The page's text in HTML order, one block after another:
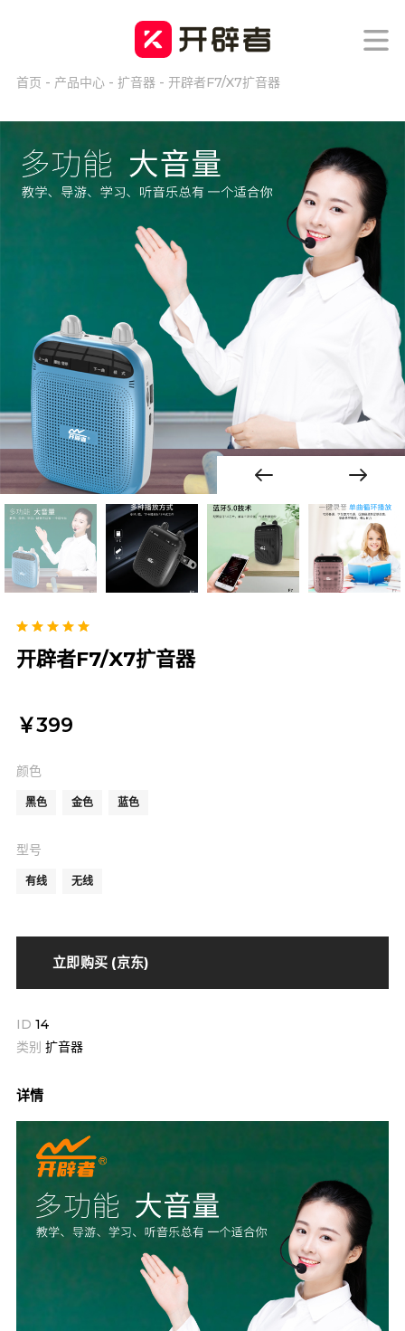
首页 - 产品中心- 扩音器- 开辟者F7/X7扩音器
Previous Next
开辟者F7/X7扩音器
￥399
颜色
黑色 金色 蓝色
型号
有线 无线
立即购买 (京东)
ID 14
类别 扩音器
详情